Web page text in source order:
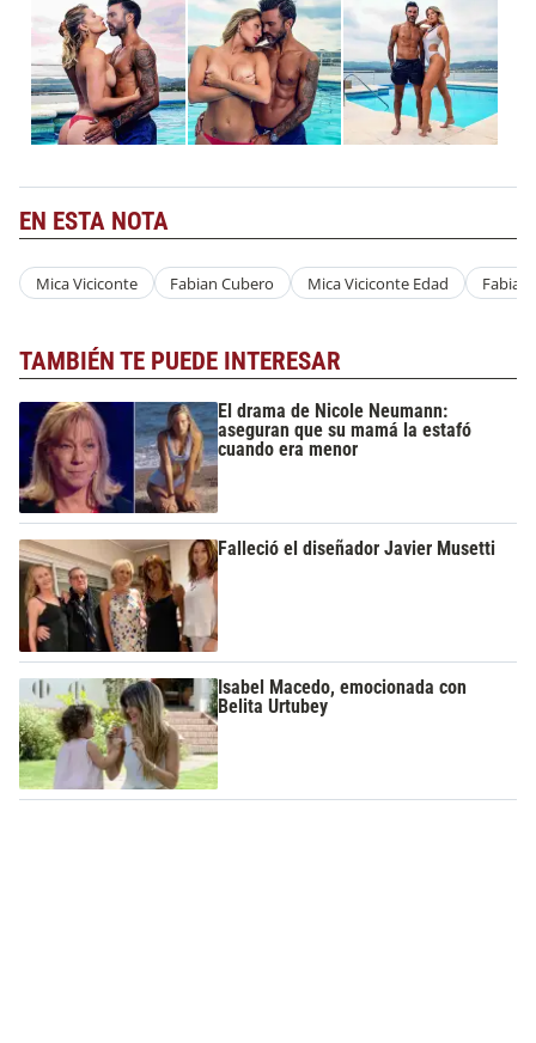
EN ESTA NOTA
Mica Viciconte Fabian Cubero Mica Viciconte Edad Fabian
TAMBIÉN TE PUEDE INTERESAR
El drama de Nicole Neumann:
aseguran que su mamá la estafó
cuando era menor
Falleció el diseñador Javier Musetti
Isabel Macedo, emocionada con
Belita Urtubey